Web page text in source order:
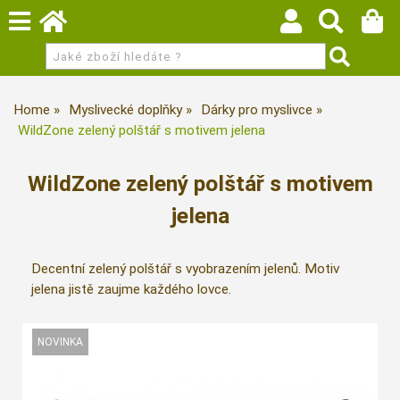
Home Myslivecké doplňky
Dárky pro myslivce
WildZone zelený polštář s motivem jelena
WildZone zelený polštář s motivem
jelena
Decentní zelený polštář s vyobrazením jelenů. Motiv
jelena jistě zaujme každého lovce.